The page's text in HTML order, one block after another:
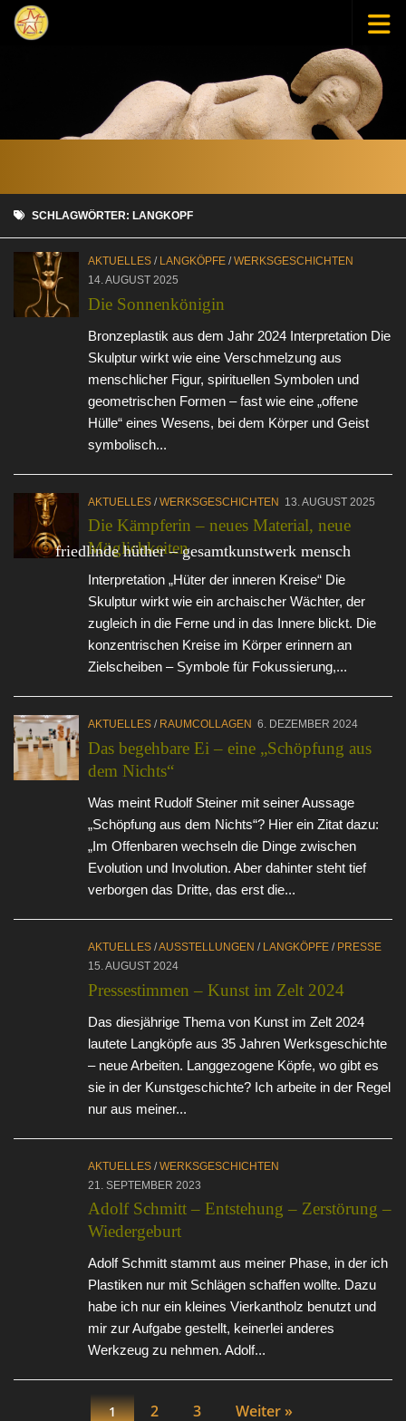
Zum Inhalt springen
friedlinde hüther – gesamtkunstwerk mensch
SCHLAGWÖRTER:LANGKOPF
AKTUELLES / LANGKÖPFE /WERKSGESCHICHTEN
14. AUGUST 2025
Die Sonnenkönigin
Bronzeplastik aus dem Jahr 2024 Interpretation Die
Skulptur wirkt wie eine Verschmelzung aus
menschlicher Figur, spirituellen Symbolen und
geometrischen Formen – fast wie eine „offene
Hülle“ eines Wesens, bei dem Körper und Geist
symbolisch...
AKTUELLES /WERKSGESCHICHTEN 13. AUGUST 2025
Die Kämpferin – neues Material, neue
Möglichkeiten
Interpretation „Hüter der inneren Kreise“ Die
Skulptur wirkt wie ein archaischer Wächter, der
zugleich in die Ferne und in das Innere blickt. Die
konzentrischen Kreise im Körper erinnern an
Zielscheiben – Symbole für Fokussierung,...
AKTUELLES / RAUMCOLLAGEN 6. DEZEMBER 2024
Das begehbare Ei – eine „Schöpfung aus
dem Nichts“
Was meint Rudolf Steiner mit seiner Aussage
„Schöpfung aus dem Nichts“? Hier ein Zitat dazu:
„Im Offenbaren wechseln die Dinge zwischen
Evolution und Involution. Aber dahinter steht tief
verborgen das Dritte, das erst die...
AKTUELLES /AUSSTELLUNGEN / LANGKÖPFE / PRESSE
15. AUGUST 2024
Pressestimmen – Kunst im Zelt 2024
Das diesjährige Thema von Kunst im Zelt 2024
lautete Langköpfe aus 35 Jahren Werksgeschichte
– neue Arbeiten. Langgezogene Köpfe, wo gibt es
sie in der Kunstgeschichte? Ich arbeite in der Regel
nur aus meiner...
AKTUELLES /WERKSGESCHICHTEN
21. SEPTEMBER 2023
Adolf Schmitt – Entstehung – Zerstörung –
Wiedergeburt
Adolf Schmitt stammt aus meiner Phase, in der ich
Plastiken nur mit Schlägen schaffen wollte. Dazu
habe ich nur ein kleines Vierkantholz benutzt und
mir zur Aufgabe gestellt, keinerlei anderes
Werkzeug zu nehmen. Adolf...
1 2 3 Weiter »